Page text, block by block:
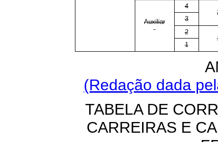
Auxiliar
4
3
2
1
(Redação dada
TABELA DE
CARREIRAS E